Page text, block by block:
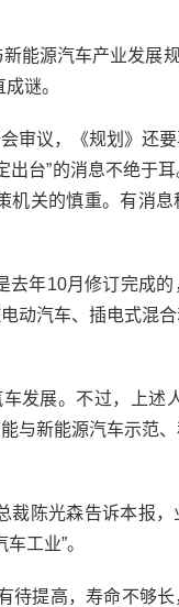
能源汽车产业发展
谜。
议，《规划》还要
出台”的消息不绝于
机关的慎重。有消
年10月修订完成的
动汽车、插电式混
展。不过，上述
与新能源汽车示范
陈光森告诉本报，
工业”。
提高，寿命不够长